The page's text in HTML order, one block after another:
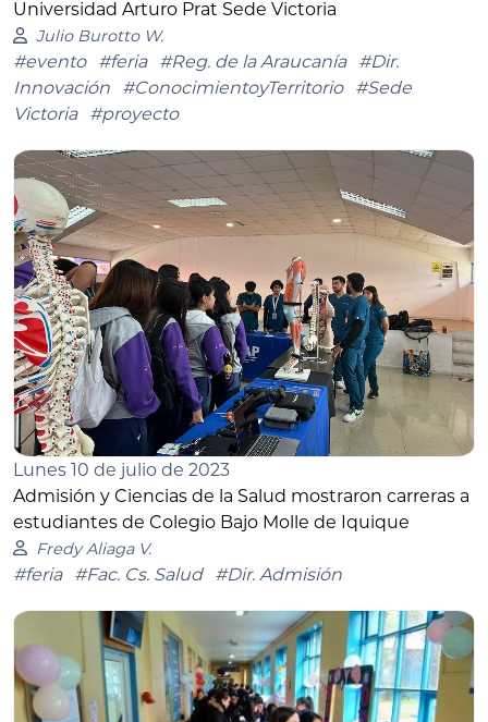
Universidad Arturo Prat Sede Victoria
Julio Burotto W.
#evento #feria #Reg. de la Araucanía
#Dir.
Innovación
#ConocimientoyTerritorio
#Sede
Victoria
#proyecto
Lunes 10 de julio de 2023
Admisión y Ciencias de la Salud mostraron carreras a
estudiantes de Colegio Bajo Molle de Iquique
Fredy Aliaga V.
#feria #Fac. Cs. Salud #Dir. Admisión